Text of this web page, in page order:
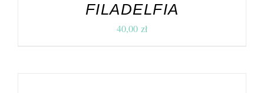
FILADELFIA
40,00 zł